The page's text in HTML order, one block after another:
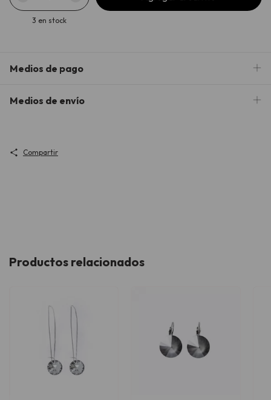
3 en stock
Medios de pago
Medios de envío
Compartir
Productos relacionados